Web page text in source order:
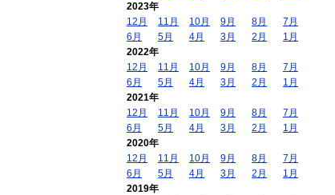
2023年
12月
11月 10月 9月 8月
7月
6月
5月 4月 3月 2月
1月
2022年
12月
11月 10月 9月 8月
7月
6月
5月 4月 3月 2月
1月
2021年
12月
11月 10月 9月 8月
7月
6月
5月 4月 3月 2月
1月
2020年
12月
11月 10月 9月 8月
7月
6月
5月 4月 3月 2月
1月
2019年